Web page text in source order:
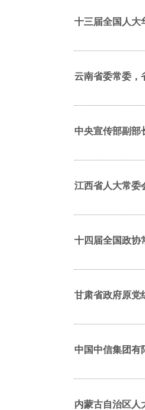
十三届全国人大
云南省委常委，
中央宣传部副部
江西省人大常委
十四届全国政协
甘肃省政府原党
中国中信集团有
内蒙古自治区人